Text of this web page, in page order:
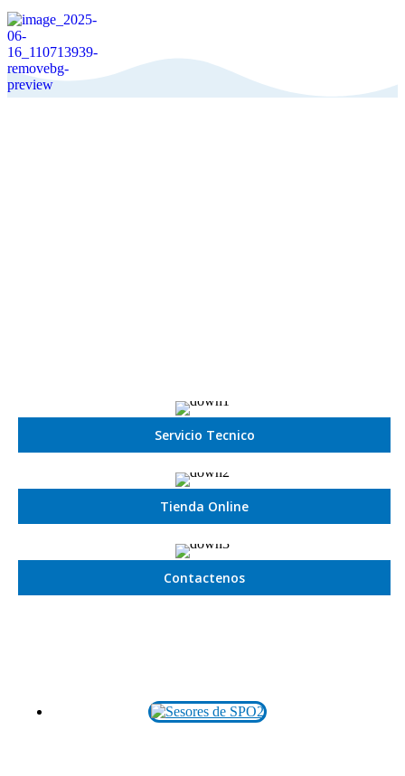
Servicio Tecnico
Tienda Online
Contactenos